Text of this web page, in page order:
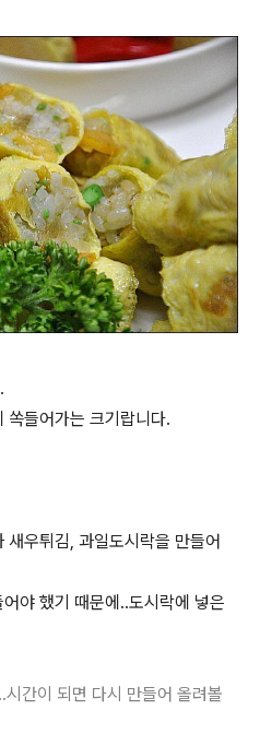
쏙들어가는 크기랍니다.
우튀김, 과일도시락을 만들어
야 했기 때문에..도시락에 넣은
간이 되면 다시 만들어 올려볼